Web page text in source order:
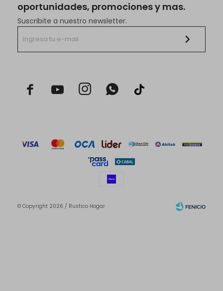
oportunidades, promociones y mas.
Suscribite a nuestro newsletter.
  
© Copyright 2026 / Rustico Hogar